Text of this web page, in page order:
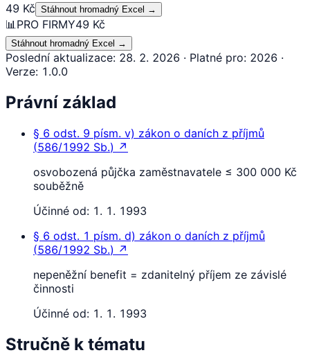
49 Kč Stáhnout hromadný Excel →
📊 PRO FIRMY49 Kč
Stáhnout hromadný Excel →
Poslední aktualizace: 28. 2. 2026 · Platné pro: 2026 ·
Verze: 1.0.0
Právní základ
§ 6 odst. 9 písm. v) zákon o daních z příjmů
(586/1992 Sb.) ↗
osvobozená půjčka zaměstnavatele ≤ 300 000 Kč
souběžně
Účinné od: 1. 1. 1993
§ 6 odst. 1 písm. d) zákon o daních z příjmů
(586/1992 Sb.) ↗
nepeněžní benefit = zdanitelný příjem ze závislé
činnosti
Účinné od: 1. 1. 1993
Stručně k tématu